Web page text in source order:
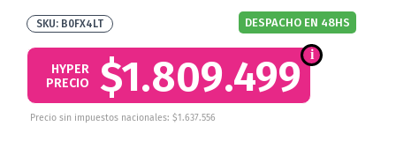
B0FX4LT DESPACHO EN 48HS
$1.809.499
HYPER
PRECIO
Precio sin impuestos nacionales: $1.637.556